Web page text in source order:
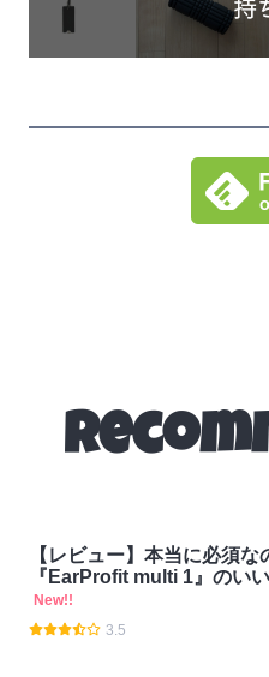
【レビュー】本当に必須
『EarProfit multi 1』のい
New!!
3.5